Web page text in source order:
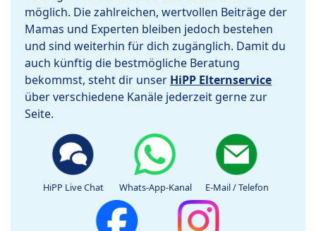
möglich. Die zahlreichen, wertvollen Beiträge der
Mamas und Experten bleiben jedoch bestehen
und sind weiterhin für dich zugänglich. Damit du
auch künftig die bestmögliche Beratung
bekommst, steht dir unser HiPP Elternservice
über verschiedene Kanäle jederzeit gerne zur
Seite.
HiPP Live Chat Whats-App-Kanal E-Mail / Telefon